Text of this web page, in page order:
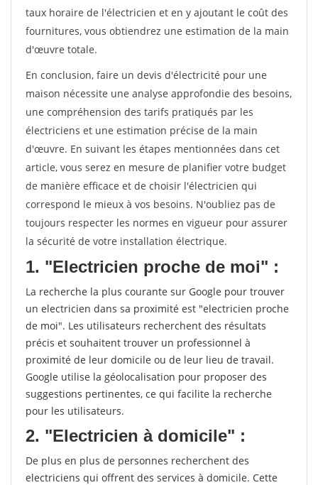
taux horaire de l'électricien et en y ajoutant le coût des
fournitures, vous obtiendrez une estimation de la main
d'œuvre totale.
En conclusion, faire un devis d'électricité pour une
maison nécessite une analyse approfondie des besoins,
une compréhension des tarifs pratiqués par les
électriciens et une estimation précise de la main
d'œuvre. En suivant les étapes mentionnées dans cet
article, vous serez en mesure de planifier votre budget
de manière efficace et de choisir l'électricien qui
correspond le mieux à vos besoins. N'oubliez pas de
toujours respecter les normes en vigueur pour assurer
la sécurité de votre installation électrique.
1. "Electricien proche de moi" :
La recherche la plus courante sur Google pour trouver
un electricien dans sa proximité est "electricien proche
de moi". Les utilisateurs recherchent des résultats
précis et souhaitent trouver un professionnel à
proximité de leur domicile ou de leur lieu de travail.
Google utilise la géolocalisation pour proposer des
suggestions pertinentes, ce qui facilite la recherche
pour les utilisateurs.
2. "Electricien à domicile" :
De plus en plus de personnes recherchent des
electriciens qui offrent des services à domicile. Cette